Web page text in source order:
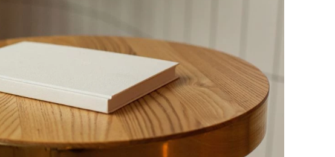
تتبع التأمين الصحي
قم بتتبع طلبات استرداد تكاليف الرعاية